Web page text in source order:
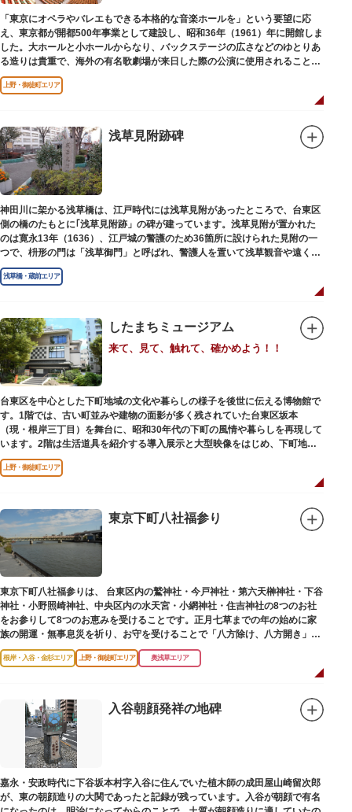
「東京にオペラやバレエもできる本格的な音楽ホールを」という要望に応
え、東京都が開都500年事業として建設し、昭和36年（1961）年に開館しま
した。大ホールと小ホールからなり、バックステージの広さなどのゆとりあ
る造りは貴重で、海外の有名歌劇場が来日した際の公演に使用されることが
多いホールです。
上野・御徒町エリア
浅草見附跡碑
神田川に架かる浅草橋は、江戸時代には浅草見附があったところで、台東区
側の橋のたもとに｢浅草見附跡」の碑が建っています。浅草見附が置かれた
のは寛永13年（1636）、江戸城の警護のため36箇所に設けられた見附の一
つで、枡形の門は「浅草御門」と呼ばれ、警護人を置いて浅草観音や遠くは
奥州へ往来する人々を取り締まりました。
浅草橋・蔵前エリア
したまちミュージアム
来て、見て、触れて、確かめよう！！
台東区を中心とした下町地域の文化や暮らしの様子を後世に伝える博物館で
す。1階では、古い町並みや建物の面影が多く残されていた台東区坂本
（現・根岸三丁目）を舞台に、昭和30年代の下町の風情や暮らしを再現して
います。2階は生活道具を紹介する導入展示と大型映像をはじめ、下町地域
の歴史や出来事をたどることのできる資料を展示しています。また3階には
企画展示室と、道具や玩具を体験し、調べることができるしたまち情報コー
上野・御徒町エリア
東京下町八社福参り
東京下町八社福参りは、 台東区内の鷲神社・今戸神社・第六天榊神社・下谷
神社・小野照崎神社、中央区内の水天宮・小網神社・住吉神社の8つのお社
をお参りして8つのお恵みを受けることです。正月七草までの年の始めに家
族の開運・無事息災を祈り、お守を受けることで「八方除け、八方開き」に
も通じます。
根岸・入谷・金杉エリア 上野・御徒町エリア 奥浅草エリア
入谷朝顔発祥の地碑
嘉永・安政時代に下谷坂本村字入谷に住んでいた植木師の成田屋山崎留次郎
が、東の朝顔造りの大関であったと記録が残っています。入谷が朝顔で有名